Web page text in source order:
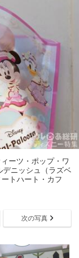
ーツ・ポップ・ワ
デニッシュ（ラズベ
トハート・カフ
次の写真